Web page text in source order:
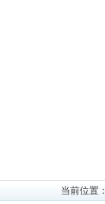
当前位置：